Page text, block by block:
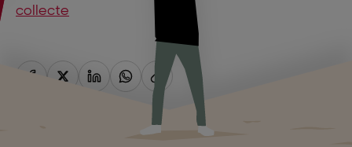
collecte